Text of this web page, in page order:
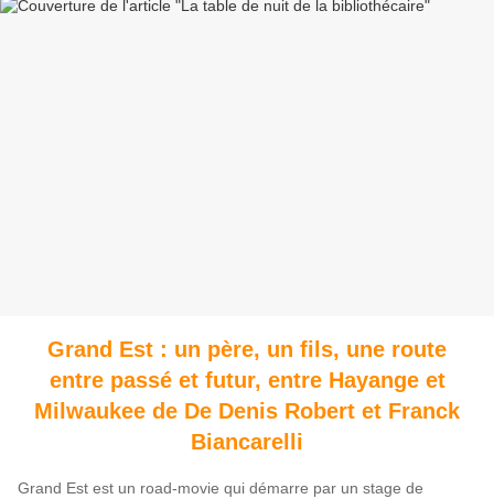
Grand Est : un père, un fils, une route
entre passé et futur, entre Hayange et
Milwaukee de De Denis Robert et Franck
Biancarelli
Grand Est est un road-movie qui démarre par un stage de